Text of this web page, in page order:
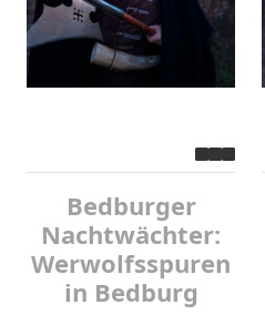
Bedburger
Nachtwächter:
Werwolfsspuren
in Bedburg